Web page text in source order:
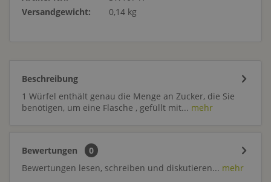
Versandgewicht:
0,14 kg
Beschreibung
1 Würfel enthält genau die Menge an Zucker, die Sie
benötigen, um eine Flasche , gefüllt mit... mehr
Bewertungen
0
Bewertungen lesen, schreiben und diskutieren... mehr